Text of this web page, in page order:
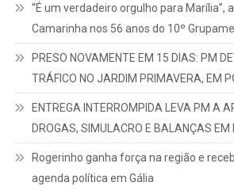
“É um verdadeiro orgulho para Marília”,
Camarinha nos 56 anos do 10º
PRESO NOVAMENTE EM 15 DIAS: PM
TRÁFICO NO JARDIM PRIMAVERA, EM
ENTREGA INTERROMPIDA LEVA PM A
DROGAS, SIMULACRO E BALANÇAS EM
Rogerinho ganha força na região e
agenda política em Gália